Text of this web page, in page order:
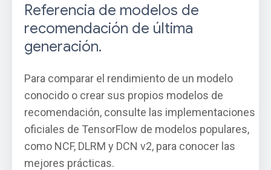
Referencia de modelos de
recomendación de última
generación.
Para comparar el rendimiento de un modelo
conocido o crear sus propios modelos de
recomendación, consulte las implementaciones
oficiales de TensorFlow de modelos populares,
como NCF, DLRM y DCN v2, para conocer las
mejores prácticas.